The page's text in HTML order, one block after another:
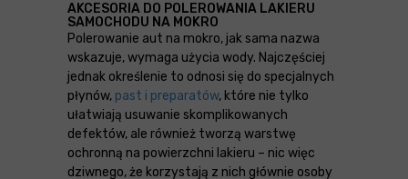
AKCESORIA DO POLEROWANIA LAKIERU
SAMOCHODU NA MOKRO
Polerowanie aut na mokro, jak sama nazwa
wskazuje, wymaga użycia wody. Najczęściej
jednak określenie to odnosi się do specjalnych
płynów, past i preparatów, które nie tylko
ułatwiają usuwanie skomplikowanych
defektów, ale również tworzą warstwę
ochronną na powierzchni lakieru – nic więc
dziwnego, że korzystają z nich głównie osoby